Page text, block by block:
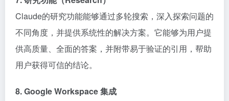
Claude的研究功能能够通过多轮搜索，深入探索问题的
不同角度，并提供系统性的解决方案。它能够为用户提
供高质量、全面的答案，并附带易于验证的引用，帮助
用户获得可信的结论。
8. Google Workspace 集成